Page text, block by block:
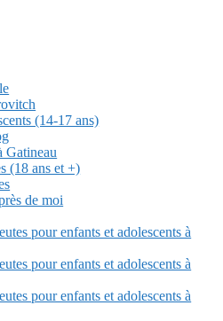
(14-17 ans)
Gatineau
(18 ans et +)
de moi
pour enfants et adolescents à
pour enfants et adolescents à
pour enfants et adolescents à